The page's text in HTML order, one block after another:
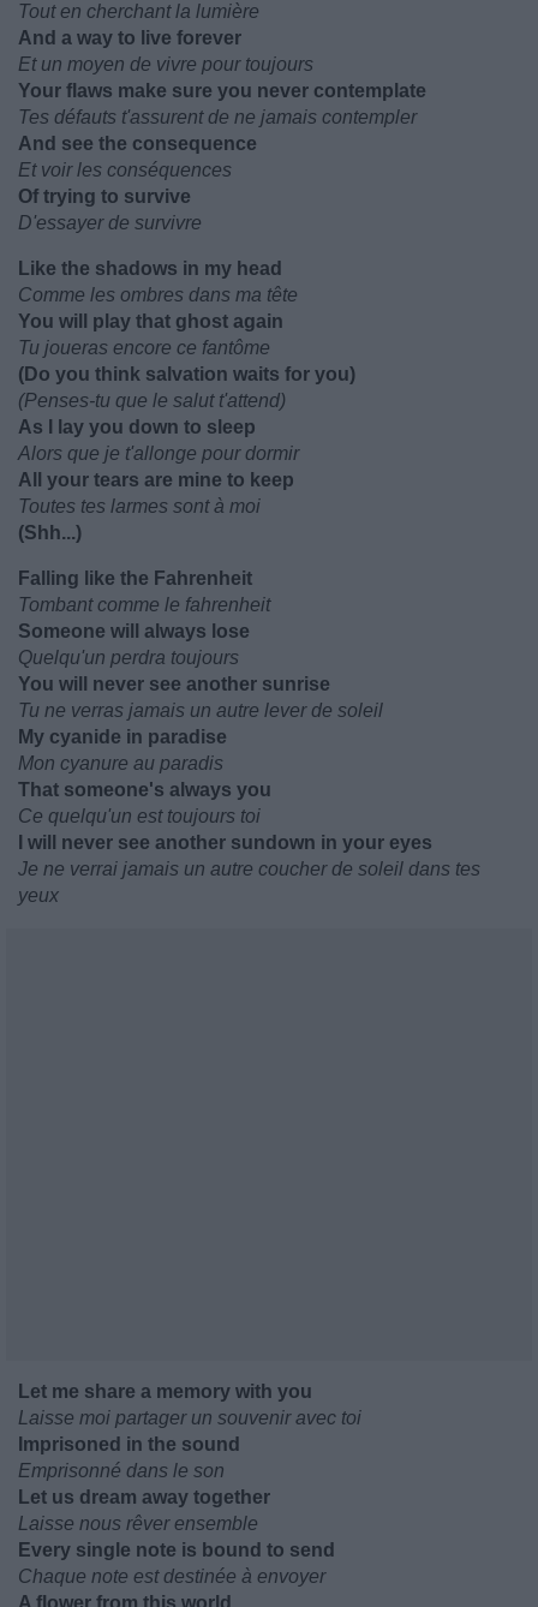
Tout en cherchant la lumière
And a way to live forever
Et un moyen de vivre pour toujours
Your flaws make sure you never contemplate
Tes défauts t'assurent de ne jamais contempler
And see the consequence
Et voir les conséquences
Of trying to survive
D'essayer de survivre
Like the shadows in my head
Comme les ombres dans ma tête
You will play that ghost again
Tu joueras encore ce fantôme
(Do you think salvation waits for you)
(Penses-tu que le salut t'attend)
As I lay you down to sleep
Alors que je t'allonge pour dormir
All your tears are mine to keep
Toutes tes larmes sont à moi
(Shh...)
Falling like the Fahrenheit
Tombant comme le fahrenheit
Someone will always lose
Quelqu'un perdra toujours
You will never see another sunrise
Tu ne verras jamais un autre lever de soleil
My cyanide in paradise
Mon cyanure au paradis
That someone's always you
Ce quelqu'un est toujours toi
I will never see another sundown in your eyes
Je ne verrai jamais un autre coucher de soleil dans tes
yeux
Let me share a memory with you
Laisse moi partager un souvenir avec toi
Imprisoned in the sound
Emprisonné dans le son
Let us dream away together
Laisse nous rêver ensemble
Every single note is bound to send
Chaque note est destinée à envoyer
A flower from this world